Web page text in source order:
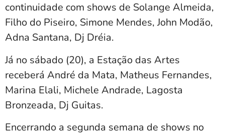
continuidade com shows de Solange Almeida,
Filho do Piseiro, Simone Mendes, John Modão,
Adna Santana, Dj Dréia.
Já no sábado (20), a Estação das Artes
receberá André da Mata, Matheus Fernandes,
Marina Elali, Michele Andrade, Lagosta
Bronzeada, Dj Guitas.
Encerrando a segunda semana de shows no